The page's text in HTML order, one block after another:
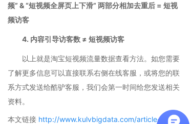
频” & “短视频全屏页上下滑” 两部分相加去重后 = 短视
频访客
4. 内容引导访客数 ≠ 短视频访客
以上就是淘宝短视频流量数据查看方法。如您需要
了解更多信息可以直接联系右侧在线客服，或将您的联
系方式发送给酷驴客服，我们会第一时间给您发送相关
资料。
本文链接 http://www.kulvbigdata.com/article-